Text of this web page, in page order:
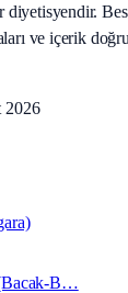
diyetisyendir.
ve içerik
2026